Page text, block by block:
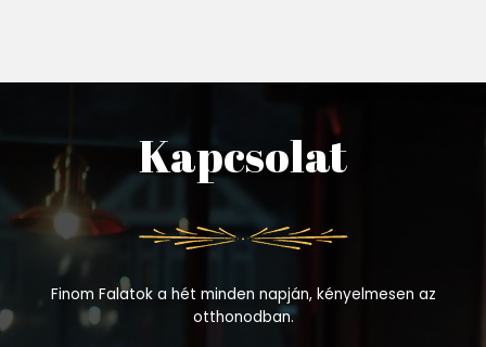
Kapcsolat
Finom Falatok a hét minden napján, kényelmesen az
otthonodban.